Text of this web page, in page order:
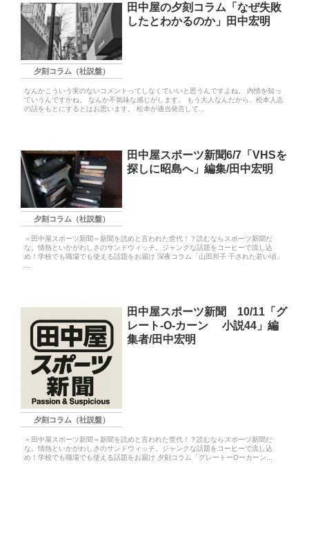
夕刻コラム（社説盤）
田中屋の夕刻コラム「なぜ失敗
したとわかるのか」田中宏明
なんかこういう実のないコメントってしなくていいと思うんですよね。 内情を知っ
ていうんですかね。 なんか不気味な感じがします。 もう大人なんだから、松本人志
の話をもとにするとはお思います。 松本が適当発言して...
夕刻コラム（社説盤）
田中屋スポーツ新聞6/7「VHSを
探しに昭島へ」編集/田中宏明
＝田中屋スポーツ新聞＝新聞を読めと言われた世代！？読むならスポーツ新聞だ
な。情熱といかがわしさのサンドウィッチ。ジャンクな話題をコーヒーで流し込
め！学校でも職場でも使える話題をお届け 深夜コラム「山田邦子 干された若い頃」
夕刻コラム（社説盤）
田中屋スポーツ新聞 10/11「グ
レート-O-カーン 小説44」編
集者/田中宏明
＝田中屋スポーツ新聞＝新聞を読めと言われた世代！？読むならスポーツ新聞だ
な。情熱といかがわしさのサンドウィッチ。ジャンクな話題をコーヒーで流し込
め！学校でも職場でも使える話題をお届け 夕刻コラム「グレートーOーカーン...